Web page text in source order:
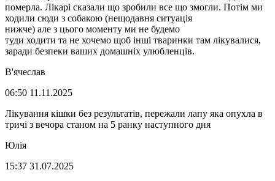
померла. Лікарі сказали що зробили все що змогли. Потім ми
ходили сюди з собакою (нещодавня ситуація
нижче) але з цього моменту ми не будемо
туди ходити та не хочемо щоб інші тваринки там лікувалися,
заради безпеки ваших домашніх улюбленців.
В'ячеслав
06:50 11.11.2025
Лікування кішки без результатів, пережали лапу яка опухла в
тричі з вечора станом на 5 ранку наступного дня
Юлія
15:37 31.07.2025